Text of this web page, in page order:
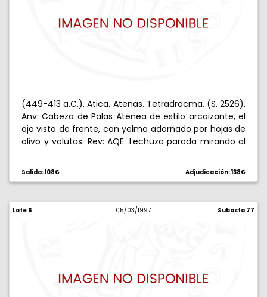
(449-413 a.C.). Atica. Atenas. Tetradracma. (S. 2526).
Anv: Cabeza de Palas Atenea de estilo arcaizante, el
ojo visto de frente, con yelmo adornado por hojas de
olivo y volutas. Rev: AQE. Lechuza parada mirando al
MBC-.
Salida: 108€ Adjudicación: 138€
Lote 6 05/03/1997 Subasta 77